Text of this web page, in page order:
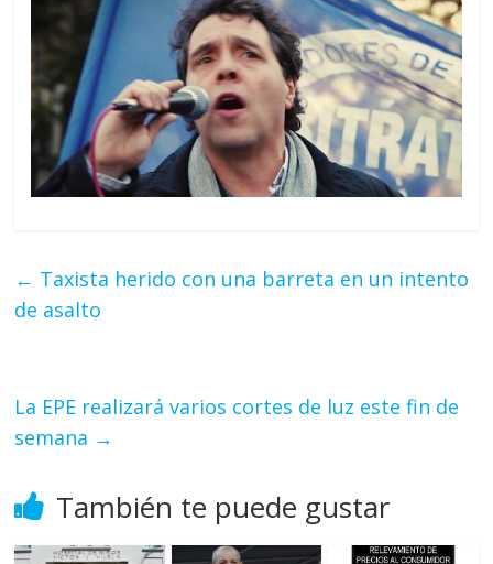
← Taxista herido con una barreta en un intento
de asalto
La EPE realizará varios cortes de luz este fin de
semana →
También te puede gustar